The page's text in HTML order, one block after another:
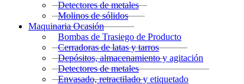
Detectores de metales
Molinos de sólidos
Maquinaria Ocasión
Bombas de Trasiego de Producto
Cerradoras de latas y tarros
Depósitos, almacenamiento y agitación
Detectores de metales
Envasado, retractilado y etiquetado